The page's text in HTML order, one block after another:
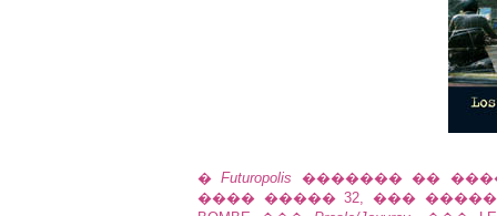
�Futuropolis ������� ��
���� ����� 32, ���